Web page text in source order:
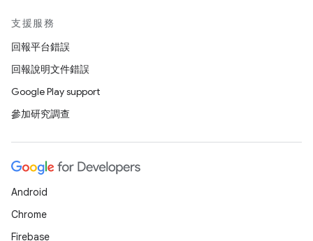
支援服務
回報平台錯誤
回報說明文件錯誤
Google Play support
參加研究調查
Android
Chrome
Firebase